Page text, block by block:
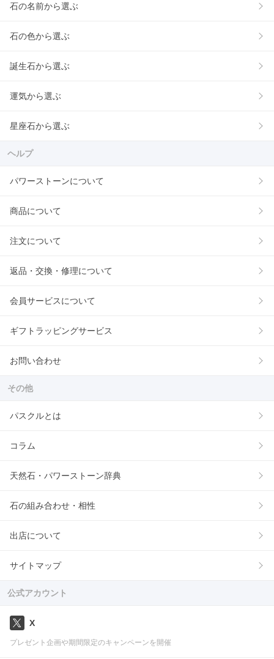
石の名前から選ぶ
石の色から選ぶ
誕生石から選ぶ
運気から選ぶ
星座石から選ぶ
ヘルプ
パワーストーンについて
商品について
注文について
返品・交換・修理について
会員サービスについて
ギフトラッピングサービス
お問い合わせ
その他
パスクルとは
コラム
天然石・パワーストーン辞典
石の組み合わせ・相性
出店について
サイトマップ
公式アカウント
X
プレゼント企画や期間限定のキャンペーンを開催